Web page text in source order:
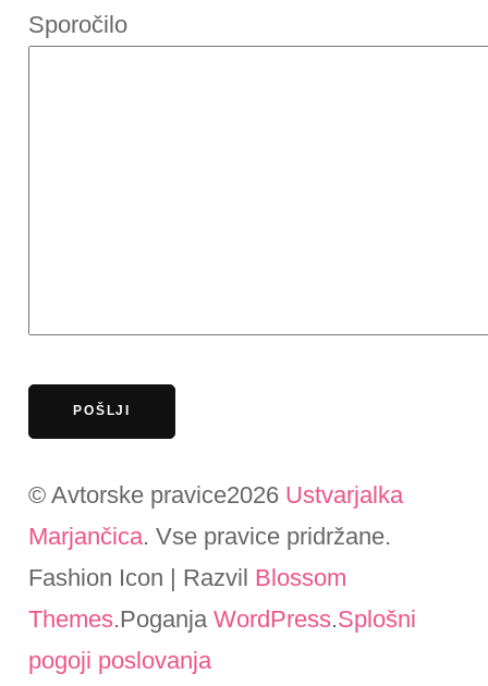
Sporočilo
© Avtorske pravice2026 Ustvarjalka
Marjančica. Vse pravice pridržane.
Fashion Icon | Razvil Blossom
Themes.PoganjaWordPress.Splošni
pogoji poslovanja